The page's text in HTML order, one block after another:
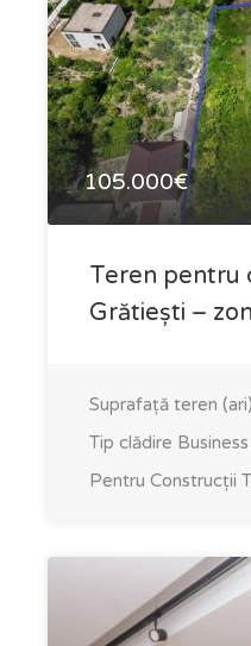
105.000€
Teren pentru
Grătiești –
Suprafață teren (ari)
Tip clădire
Pentru Construcții